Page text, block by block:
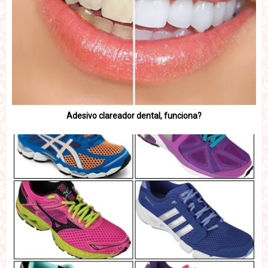
Adesivo clareador dental, funciona?